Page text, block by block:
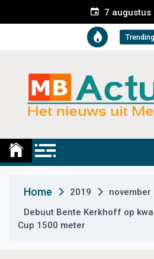
e
t
7 augustus
Medemblik
Home 2019 november
Debuut Bente Kerkhoff op
Cup 1500 meter